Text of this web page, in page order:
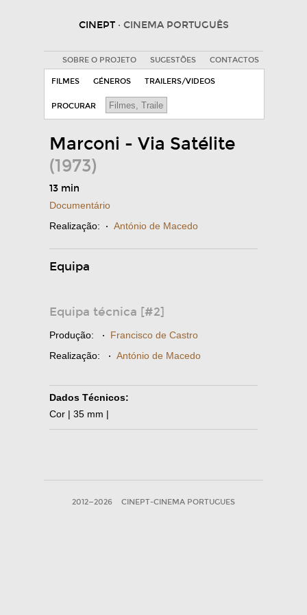
CINEPT · CINEMA PORTUGUÊS
SOBRE O PROJETO SUGESTÕES CONTACTOS
FILMES GÉNEROS TRAILERS/VIDEOS
PROCURAR
Marconi - Via Satélite
(1973)
13 min
Documentário
Realização: · António de Macedo
Equipa
Equipa técnica [#2]
Produção: · Francisco de Castro
Realização: · António de Macedo
Dados Técnicos:
Cor | 35 mm |
2012—2026 CINEPT-CINEMA PORTUGUES